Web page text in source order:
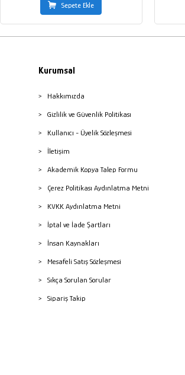
Sepete Ekle
Kurumsal
Hakkımızda
Gizlilik ve Güvenlik Politikası
Kullanıcı - Üyelik Sözleşmesi
İletişim
Akademik Kopya Talep Formu
Çerez Politikası Aydınlatma Metni
KVKK Aydınlatma Metni
İptal ve İade Şartları
İnsan Kaynakları
Mesafeli Satış Sözleşmesi
Sıkça Sorulan Sorular
Sipariş Takip